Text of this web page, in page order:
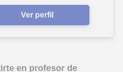
Ver perfil
en profesor de